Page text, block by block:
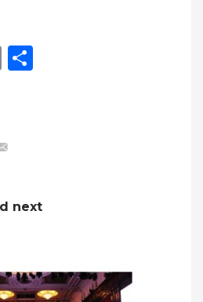
Email
next